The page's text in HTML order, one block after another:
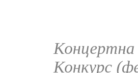
Концертна
Конкурс